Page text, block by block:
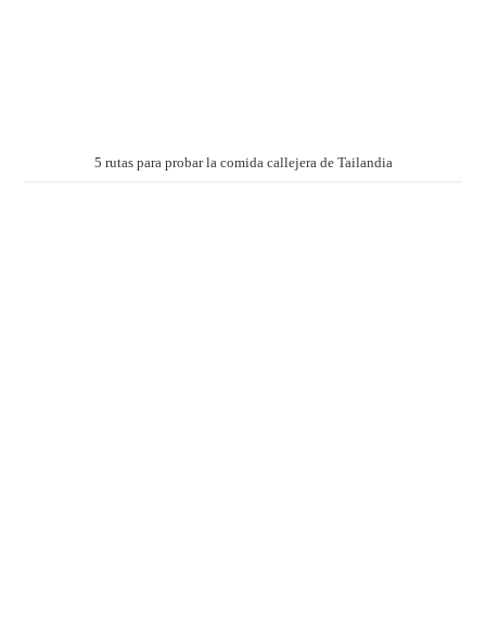
5 rutas para probar la comida callejera de Tailandia